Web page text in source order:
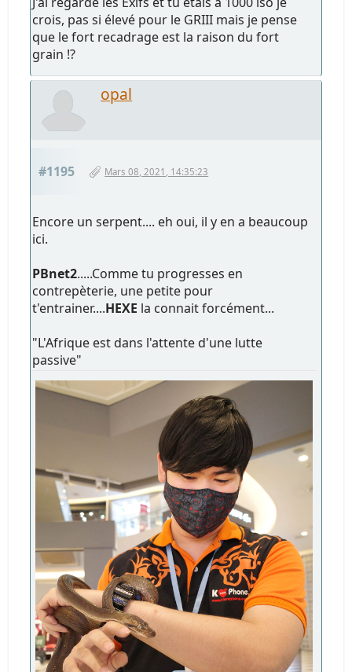
crois, pas si élevé pour le GRIII mais je pense
que le fort recadrage est la raison du fort
grain !?
opal
#1195 Mars 08, 2021, 14:35:23
Encore un serpent.... eh oui, il y en a beaucoup
ici.
PBnet2.....Comme tu progresses en
contrepèterie, une petite pour
t'entrainer....HEXE la connait forcément...
"L'Afrique est dans l'attente d'une lutte
passive"